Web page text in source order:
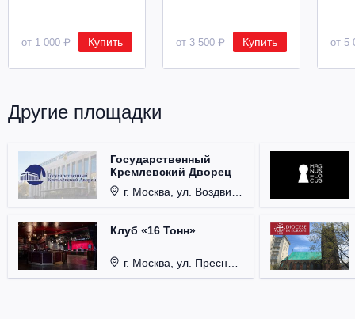
от 1 000 ₽ Купить от 3 500 ₽ Купить от 5
Другие площадки
Государственный
Кремлевский Дворец
г. Москва, ул. Воздвиженка, д. 1, Кремль.
Клуб «16 Тонн»
г. Москва, ул. Пресненский Вал, д. 6, стр. 1.